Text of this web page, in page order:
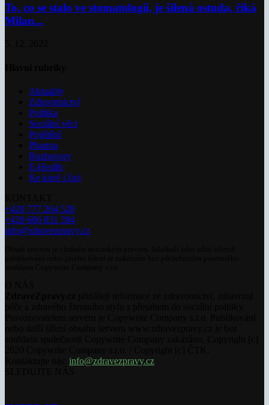
To, co se stalo ve stomatologii, je šílená ostuda, říká
Milan...
Aktuality
Zdravotnictví
Politika
Sociální věci
Pojištění
Pharma
Rozhovory
E-Health
Ke kávě i čaji
+420 777 264 528
+420 606 831 394
info@zdravezpravy.cz
info@zdravezpravy.cz